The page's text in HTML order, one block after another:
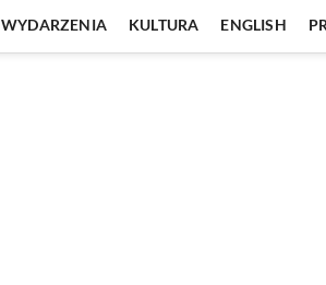
WYDARZENIA KULTURA ENGLISH